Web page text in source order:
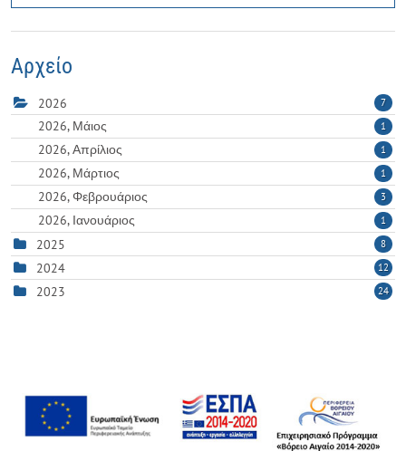
Αρχείο
2026 7
2026, Μάιος 1
2026, Απρίλιος 1
2026, Μάρτιος 1
2026, Φεβρουάριος 3
2026, Ιανουάριος 1
2025 8
2024 12
2023 24